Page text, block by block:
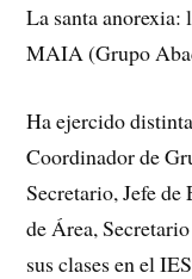
La santa anorexia:
MAIA (Grupo
Ha ejercido
Coordinador de
Secretario, Jefe
de Área,
sus clases en el